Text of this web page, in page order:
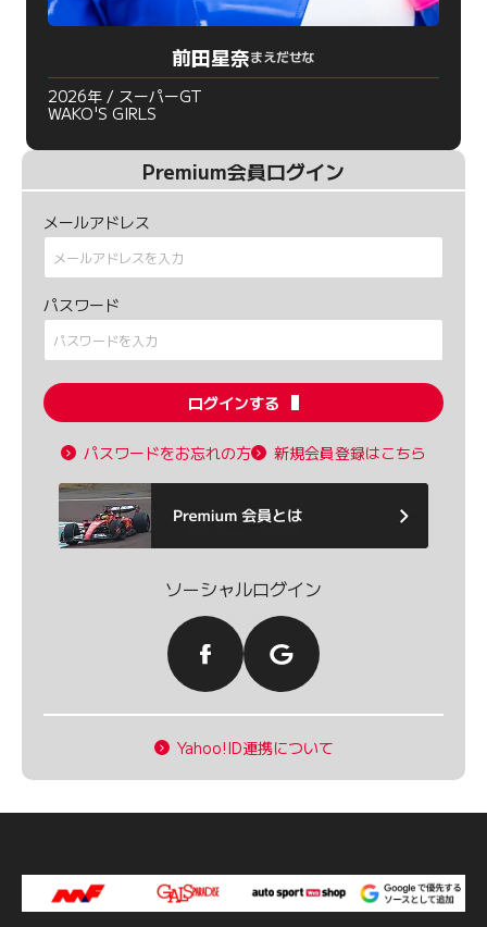
前田星奈まえだせな
2026年 / スーパーGT
WAKO'S GIRLS
Premium会員ログイン
メールアドレス
パスワード
ログインする
パスワードをお忘れの方 新規会員登録はこちら
ソーシャルログイン
Yahoo!ID連携について